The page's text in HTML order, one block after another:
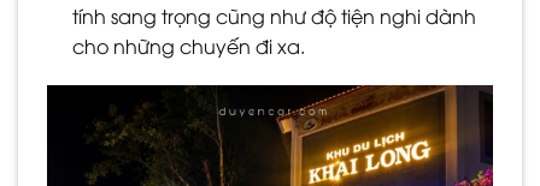
tính sang trọng cũng như độ tiện nghi dành
cho những chuyến đi xa.